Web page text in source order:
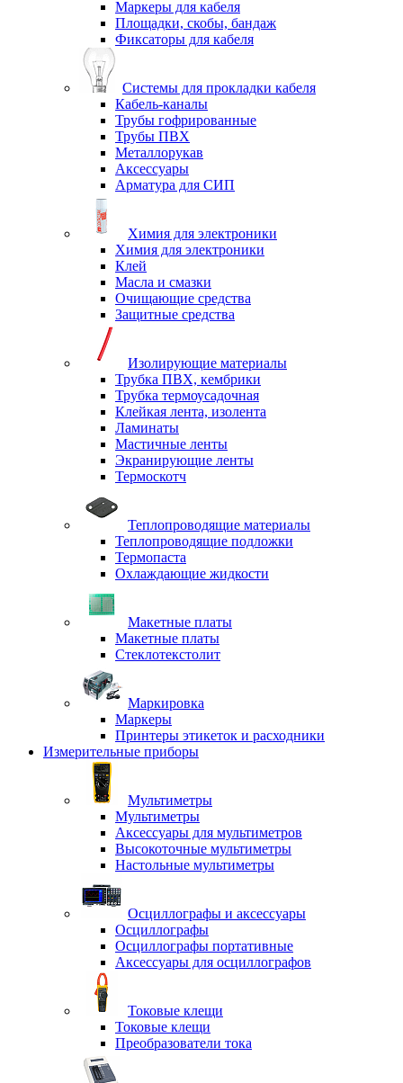
Маркеры для кабеля
Площадки, скобы, бандаж
Фиксаторы для кабеля
Системы для прокладки кабеля
Кабель-каналы
Трубы гофрированные
Трубы ПВХ
Металлорукав
Аксессуары
Арматура для СИП
Химия для электроники
Химия для электроники
Клей
Масла и смазки
Очищающие средства
Защитные средства
Изолирующие материалы
Трубка ПВХ, кембрики
Трубка термоусадочная
Клейкая лента, изолента
Ламинаты
Мастичные ленты
Экранирующие ленты
Термоскотч
Теплопроводящие материалы
Теплопроводящие подложки
Термопаста
Охлаждающие жидкости
Макетные платы
Макетные платы
Стеклотекстолит
Маркировка
Маркеры
Принтеры этикеток и расходники
Измерительные приборы
Мультиметры
Мультиметры
Аксессуары для мультиметров
Высокоточные мультиметры
Настольные мультиметры
Осциллографы и аксессуары
Осциллографы
Осциллографы портативные
Аксессуары для осциллографов
Токовые клещи
Токовые клещи
Преобразователи тока